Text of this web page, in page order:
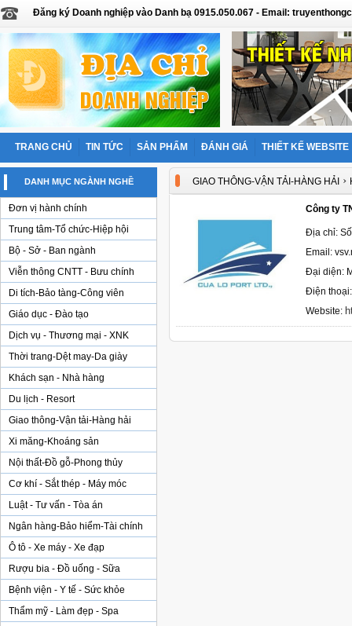
Đăng ký Doanh nghiệp vào Danh bạ 0915.050.067 - Email:
TRANG CHỦ TIN TỨC SẢN PHẨM ĐÁNH GIÁ THIẾT KẾ WEBSITE
DANH MỤC NGÀNH NGHỀ
Đơn vị hành chính
Trung tâm-Tổ chức-Hiệp hội
Bộ - Sở - Ban ngành
Viễn thông CNTT - Bưu chính
Di tích-Bảo tàng-Công viên
Giáo dục - Đào tạo
Dịch vụ - Thương mại - XNK
Thời trang-Dệt may-Da giày
Khách sạn - Nhà hàng
Du lịch - Resort
Giao thông-Vận tải-Hàng hải
Xi măng-Khoáng sản
Nội thất-Đồ gỗ-Phong thủy
Cơ khí - Sắt thép - Máy móc
Luật - Tư vấn - Tòa án
Ngân hàng-Bảo hiểm-Tài chính
Ô tô - Xe máy - Xe đạp
Rượu bia - Đồ uống - Sữa
Bệnh viện - Y tế - Sức khỏe
Thẩm mỹ - Làm đẹp - Spa
GIAO THÔNG-VẬN TẢI-HÀNG HẢI›
Công ty
Địa chỉ:
Email:
Đại diện:
Điện
Website: